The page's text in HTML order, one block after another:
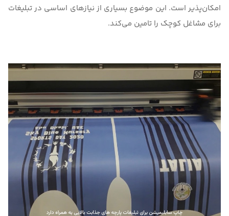
امکان‌پذیر است. این موضوع بسیاری از نیازهای اساسی در تبلیغات
برای مشاغل کوچک را تامین می‌کند.